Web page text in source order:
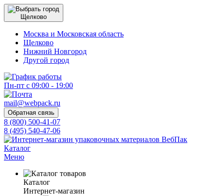
Щелково
Москва и Московская область
Щелково
Нижний Новгород
Другой город
Пн-пт с 09:00 - 19:00
mail@webpack.ru
Обратная связь
8 (800) 500-41-07
8 (495) 540-47-06
Каталог
Меню
Каталог
Интернет-магазин